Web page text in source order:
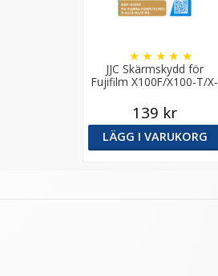
JJC Skärmskydd för
Fujifilm X100F/X100-T/X-
A1/X-A2 optiskt glas 9H
★ ★ ★ ★ ★
139 kr
LÄGG I VARUKORG